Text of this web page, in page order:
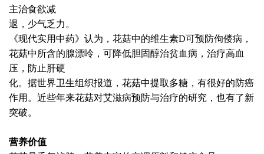
主治食欲减
退，少气乏力。
《现代实用中药》认为，花菇中的维生素D可预防佝偻病，
花菇中所含的腺漂呤，可降低胆固醇治贫血病，治疗高血
压，防止肝硬
化。据世界卫生组织报道，花菇中提取多糖，有很好的防癌
作用。近些年来花菇对艾滋病预防与治疗的研究，也有了新
突破。
营养价值